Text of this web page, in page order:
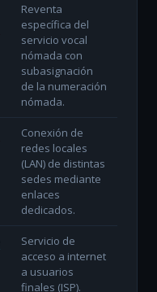
Reventa
específica del
servicio vocal
nómada con
subasignación
de la numeración
nómada.
Conexión de
redes locales
(LAN) de distintas
sedes mediante
enlaces
dedicados.
Servicio de
acceso a internet
a usuarios
finales (ISP).